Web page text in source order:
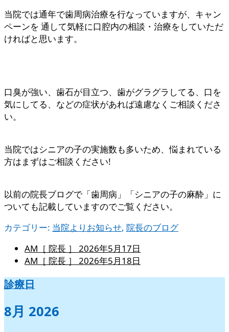
当院では通年で歯周病治療を行なっていますが、キャン
ペーンを 通して気軽に口腔内の相談・治療をしていただ
ければと思います。
口臭が強い、歯石が目立つ、歯がグラグラしてる、口を
気にしてる、などの症状があれば遠慮なくご相談くださ
い。
当院ではシニアの子の実施数も多いため、悩まれている
方はまずはご相談ください!
以前の院長ブログで「歯周病」「シニアの子の麻酔」に
ついても記載していますのでご覧ください。
カテゴリー: 当院よりお知らせ, 院長のブログ
AM［ 院長 ］ 2026年5月17日
AM［ 院長 ］ 2026年5月18日
診療日
8月 2026